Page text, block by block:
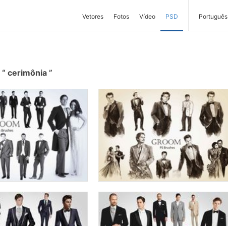
Vetores Fotos Vídeo PSD Português
cerimônia